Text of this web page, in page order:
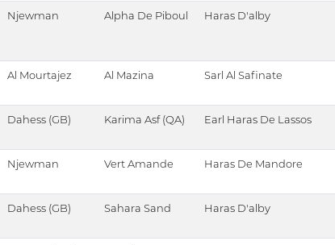
Njewman Alpha De Piboul Haras D'alby
Al Mourtajez Al Mazina Sarl Al Safinate
Dahess (GB) Karima Asf (QA) Earl Haras De Lassos
Njewman Vert Amande Haras De Mandore
Dahess (GB) Sahara Sand Haras D'alby